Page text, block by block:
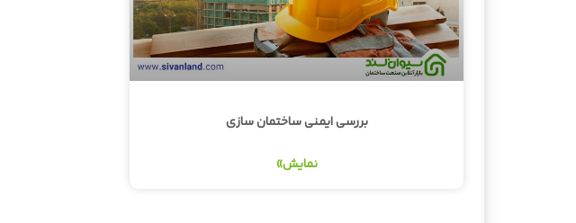
بررسی ایمنی ساختمان سازی
نمایش»